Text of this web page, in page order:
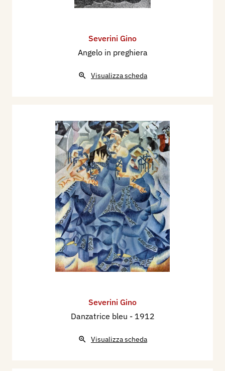
Severini Gino
Angelo in preghiera
Visualizza scheda
Severini Gino
Danzatrice bleu - 1912
Visualizza scheda